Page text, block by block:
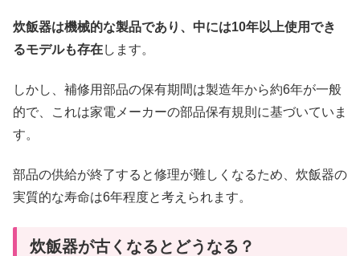
炊飯器は機械的な製品であり、中には10年以上使用でき
るモデルも存在します。
しかし、補修用部品の保有期間は製造年から約6年が一般
的で、これは家電メーカーの部品保有規則に基づいていま
す。
部品の供給が終了すると修理が難しくなるため、炊飯器の
実質的な寿命は6年程度と考えられます。
炊飯器が古くなるとどうなる？